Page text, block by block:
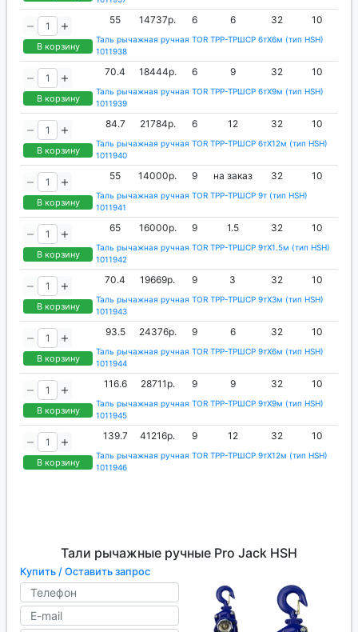
В корзину
55 14737р. 6 6 32 10
Таль рычажная ручная TOR ТРР-ТРШСР 6тХ6м (тип HSH)
1011938
В корзину
70.4 18444р. 6 9 32 10
Таль рычажная ручная TOR ТРР-ТРШСР 6тХ9м (тип HSH)
1011939
В корзину
84.7 21784р. 6 12 32 10
Таль рычажная ручная TOR ТРР-ТРШСР 6тХ12м (тип HSH)
1011940
В корзину
55 14000р. 9 на заказ 32 10
Таль рычажная ручная TOR ТРР-ТРШСР 9т (тип HSH)
1011941
В корзину
65 16000р. 9 1.5 32 10
Таль рычажная ручная TOR ТРР-ТРШСР 9тХ1.5м (тип HSH)
1011942
В корзину
70.4 19669р. 9 3 32 10
Таль рычажная ручная TOR ТРР-ТРШСР 9тХ3м (тип HSH)
1011943
В корзину
93.5 24376р. 9 6 32 10
Таль рычажная ручная TOR ТРР-ТРШСР 9тХ6м (тип HSH)
1011944
В корзину
116.6 28711р. 9 9 32 10
Таль рычажная ручная TOR ТРР-ТРШСР 9тХ9м (тип HSH)
1011945
В корзину
139.7 41216р. 9 12 32 10
Таль рычажная ручная TOR ТРР-ТРШСР 9тХ12м (тип HSH)
1011946
Тали рычажные ручные Pro Jack HSH
Купить / Оставить запрос